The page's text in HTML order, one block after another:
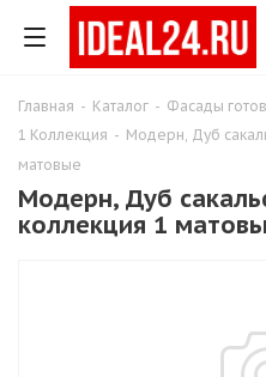
Главная - Каталог - Фасады
1 Коллекция - Модерн, Дуб
матовые
Модерн, Дуб
коллекция 1